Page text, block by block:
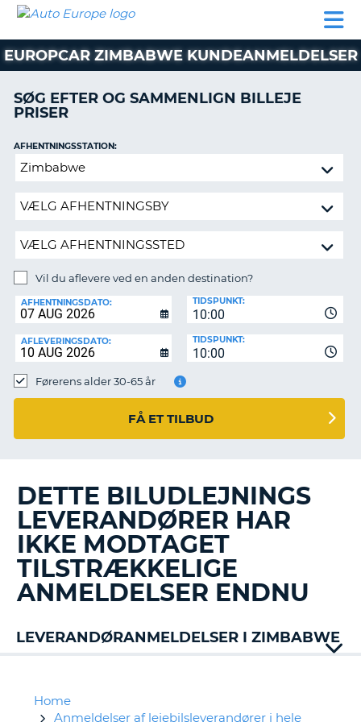
BILUDLEJNING
AUTOCAMPER
AUTO
EUROPE
BILUDLEJNING
AUTOCAMPER
LEJE
SUPPORT
MIN
DANMARK
EUROPCAR ZIMBABWE KUNDEANMELDELSER
SØG EFTER OG SAMMENLIGN BILLEJE
PRISER
Vil
aflevere
anden
destination?
AFHENTNINGSSTATION:
Vil du aflevere ved en anden destination?
AFHENTNINGSDATO:
10:00
TIDSPUNKT:
AFLEVERINGSDATO:
10:00
TIDSPUNKT:
Førerens alder 30-65 år
FÅ ET TILBUD
DETTE BILUDLEJNINGS
LEVERANDØRER HAR
IKKE MODTAGET
TILSTRÆKKELIGE
ANMELDELSER ENDNU
LEVERANDØRANMELDELSER I ZIMBABWE
Home
Anmeldelser af lejebilsleverandører i hele